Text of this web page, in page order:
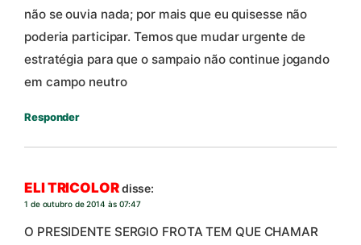
não se ouvia nada; por mais que eu quisesse não
poderia participar. Temos que mudar urgente de
estratégia para que o sampaio não continue jogando
em campo neutro
Responder
ELI TRICOLORdisse:
1 de outubro de 2014 às 07:47
O PRESIDENTE SERGIO FROTA TEM QUE CHAMAR